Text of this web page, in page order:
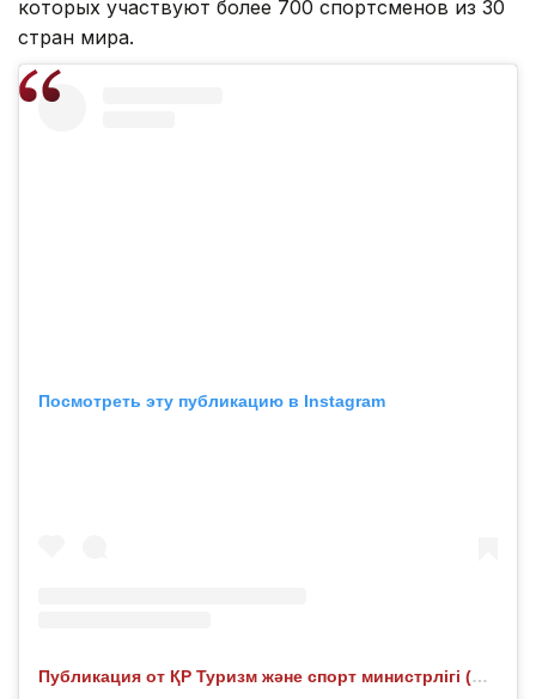
которых участвуют более 700 спортсменов из 30
стран мира.
Посмотреть эту публикацию в Instagram
Публикация от ҚР Туризм және спорт министрлігі (@turizm_sport_ministrligi)